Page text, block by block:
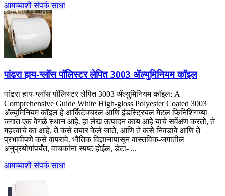
आमच्याशी संपर्क साधा
पांढरा हाय-ग्लॉस पॉलिस्टर लेपित 3003 ॲल्युमिनियम कॉइल
पांढरा हाय-ग्लॉस पॉलिस्टर लेपित 3003 ॲल्युमिनियम कॉइल: A
Comprehensive Guide White High-gloss Polyester Coated 3003
ॲल्युमिनियम कॉइल हे आर्किटेक्चरल आणि इंडस्ट्रियल मेटल फिनिशिंगच्या
जगात एक वेगळे स्थान आहे. हा लेख उत्पादन काय आहे याचे सर्वेक्षण करतो, ते
महत्त्वाचे का आहे, ते कसे तयार केले जाते, आणि ते कसे निवडावे आणि ते
प्रभावीपणे कसे वापरावे. भौतिक विज्ञानापासून वास्तविक-जगातील
अनुप्रयोगांपर्यंत, वाचकांना स्पष्ट होईल, डेटा- ...
आमच्याशी संपर्क साधा